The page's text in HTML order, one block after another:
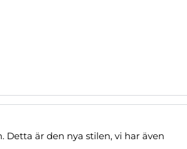
är den nya stilen, vi har även